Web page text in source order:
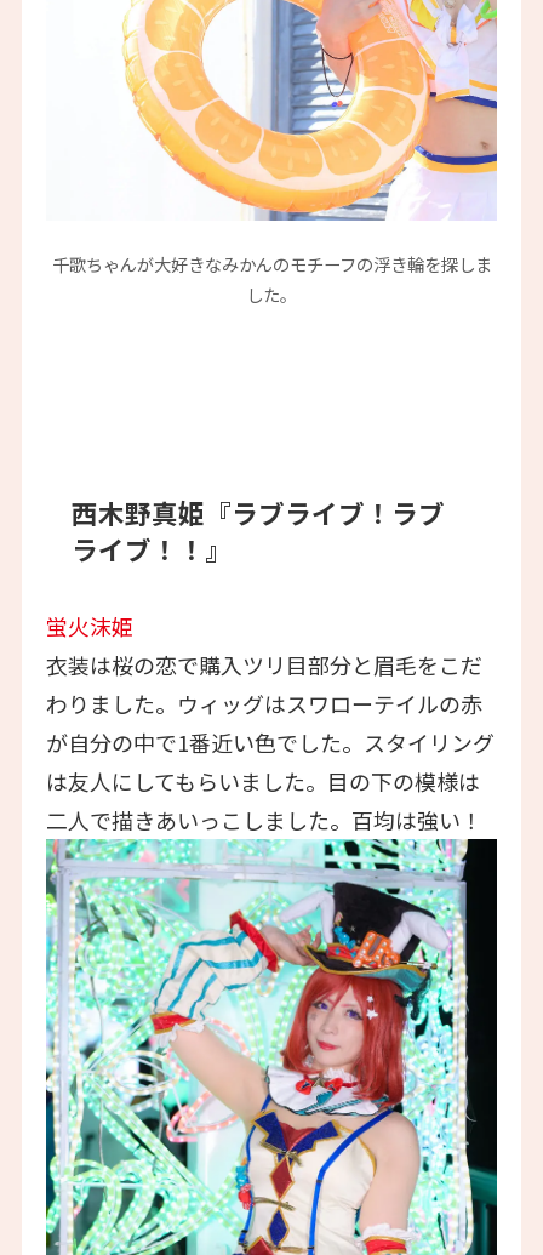
千歌ちゃんが大好きなみかんのモチーフの浮き輪を探しま
した。
西木野真姫『ラブライブ！ラブ
ライブ！！』
蛍火沫姫
衣装は桜の恋で購入ツリ目部分と眉毛をこだ
わりました。ウィッグはスワローテイルの赤
が自分の中で1番近い色でした。スタイリング
は友人にしてもらいました。目の下の模様は
二人で描きあいっこしました。百均は強い！